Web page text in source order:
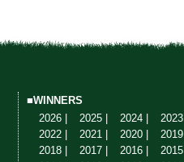
■WINNERS
2026 |
2025 | 2024 |
2023 |
2022 |
2021 | 2020 |
2019 |
2018 |
2017 | 2016 |
2015 |